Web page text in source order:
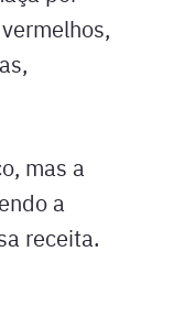
mas a
a
receita.